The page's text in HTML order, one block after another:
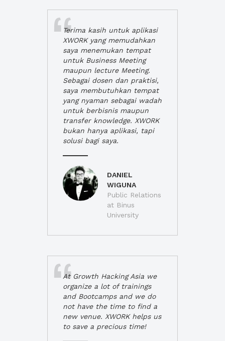
Terima kasih untuk aplikasi
XWORK yang memudahkan
saya menemukan tempat
untuk Business Meeting
maupun lecture Meeting.
Sebagai dosen dan praktisi,
saya membutuhkan tempat
yang nyaman sebagai wadah
untuk berbisnis maupun
transfer knowledge. XWORK
bukan hanya aplikasi, tapi
solusi bagi saya.
DANIEL
WIGUNA
Public Relations
at Binus
University
At Growth Hacking Asia we
organize a lot of trainings
and Bootcamps and we do
not have the time to find a
new venue. XWORK helps us
to save a precious time!